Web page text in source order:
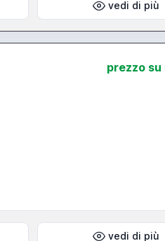
vedi di più
prezzo
vedi di più